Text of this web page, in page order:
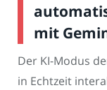
mit
Der KI-Modus
in Echtzeit